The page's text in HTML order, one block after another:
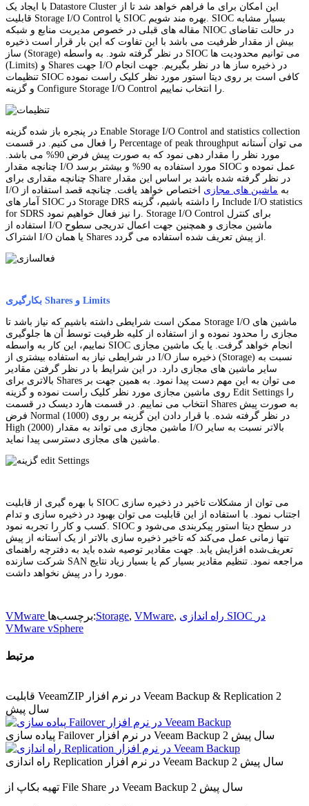
با ایجاد یک Datastore Cluster این امکان برای ما فراهم خواهد شد تا از
قابلیت Storage I/O Control یا SIOC بهره مند شویم. SIOC بسیار مشابه
مقاله های قبلی در خصوص مدیریت منابع و شبکه NIOC در حالت تقاضای
بیش از مقدار ظرفیت می باشد با این تفاوت که این بار قرار است ذخیره
ساز (Storage) در نظر گرفته شود. به واسطه SIOC می توانیم محدودیت ها
(Limits) و Shares جهت I/O در ذخیره ساز ها در نظر بگیریم. جهت انجام
تنظیمات SIOC کافی است بر روی دیتا استور مورد نظر کلیک راست نموده
در پنجره باز شده گزینه Enable Storage I/O Control and statistics collection
را فعال می کنیم. در قسمت Percentage of peak throughput می توان آستانه
مورد نظر را مقدار دهی نمود که به صورت پیش فرض 90% می باشد.
چنانچه مقدار I/O مورد استفاده به 90% و بیشتر برسد SIOC عمل نموده و
چنانچه مقداری برای Share در نظر گرفته شده باشد بر اساس این مقدار
I/O به ماشین های مجازی اختصاص خواهد یافت. چنانچه قصد استفاده از
آمار های SIOC در Storage DRS را داشته باشیم، گزینه Include I/O statistics
for SDRS را نیز فعال خواهیم نمود. Storage I/O Control برای کنترل
استفاده از I/O ماشین مجازی و همچنین جهت اعمال تدریجی سطوح
بکارگیری Shares و Limits
ممکن است شرایطی داشته باشیم که نیاز باشد تا Storage I/O ماشین های
مجازی را محدود نموده و از استفاده از کلیه ظرفیت توسط آن ها جلوگیری
نماییم، این کار به واسطه SIOC انجام خواهد گرفت. یا یک ماشین مجازی
در شرایطی نیاز به استفاده بیشتری از I/O ذخیره ساز (Storage) نسبت به
سایر ماشین های مجازی دارد. در این شرایط با در نظر گرفتن مقادیر
بالاتری برای Shares می توان به این مهم دست پیدا نمود. به همین جهت بر
روی ماشین مجازی مورد نظر کلیک راست نموده و گزینه Edit Settings را
انتخاب می نماییم. در قسمت هارد دیسک در قسمت Shares به صورت پیش
فرض Normal (1000) در نظر گرفته شده. با قرار دادن این گزینه بر روی
High (2000) ماشین مجازی می تواند به مقدار I/O بالاتر نسبت به سایر
با بهره گیری از قابلیت SIOC می توان از مشکلات تاخیر در ذخیره سازی
اجتناب نمود. با استفاده از این قابلیت می توان بهبود در ذخیره سازی و تدام
کسب و کار را تجربه نمود. SIOC در سطح دیتا استور پیکربندی می‌شود و
تنها زمانی عمل می‌کند که تاخیر ذخیره‌ سازی بالاتر از یک آستانه از پیش
تعریف‌شده افزایش یابد. جهت مقادیر توصیه شده باید به دفترچه راهنمای
شرکت سازنده SAN مراجعه نمود. تنظیم مقادیر بسیار کم یا بسیار زیاد نتایج
VMware برچسب‌ها:Storage, VMware, راه اندازی SIOC در
VMware vSphere
مرتبط
قابلیت VeeamZIP در نرم افزار Veeam Backup & Replication 2
سال پیش
پیاده سازی Failover در نرم افزار Veeam Backup 2 سال پیش
راه اندازی Replication در نرم افزار Veeam Backup 2 سال پیش
تهیه بکاپ از File Share در Veeam Backup 2 سال پیش